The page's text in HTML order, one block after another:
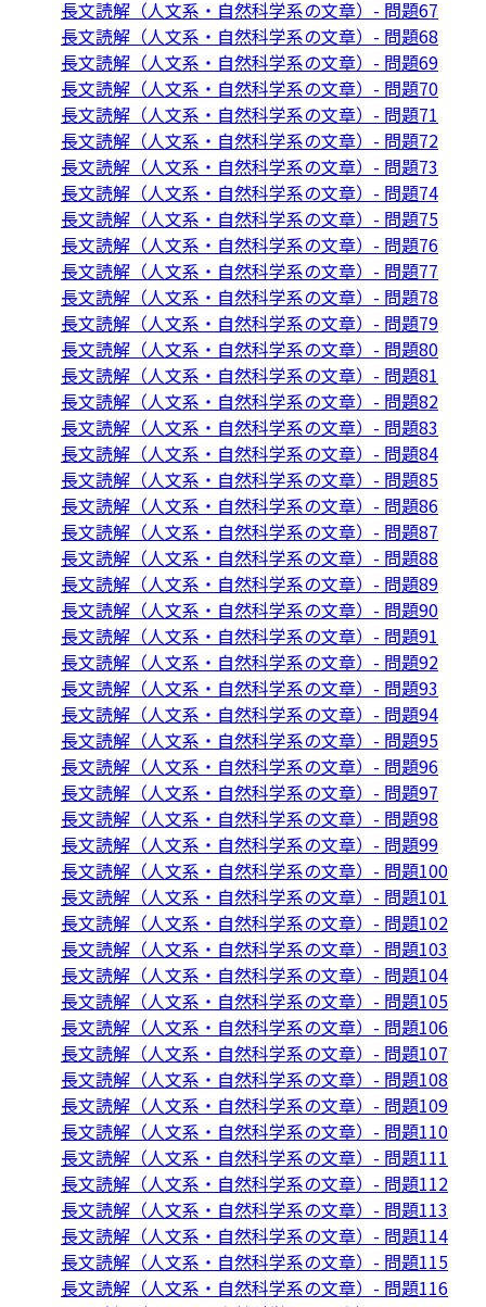
長文読解（人文系・自然科学系の文章）- 問題67
長文読解（人文系・自然科学系の文章）- 問題68
長文読解（人文系・自然科学系の文章）- 問題69
長文読解（人文系・自然科学系の文章）- 問題70
長文読解（人文系・自然科学系の文章）- 問題71
長文読解（人文系・自然科学系の文章）- 問題72
長文読解（人文系・自然科学系の文章）- 問題73
長文読解（人文系・自然科学系の文章）- 問題74
長文読解（人文系・自然科学系の文章）- 問題75
長文読解（人文系・自然科学系の文章）- 問題76
長文読解（人文系・自然科学系の文章）- 問題77
長文読解（人文系・自然科学系の文章）- 問題78
長文読解（人文系・自然科学系の文章）- 問題79
長文読解（人文系・自然科学系の文章）- 問題80
長文読解（人文系・自然科学系の文章）- 問題81
長文読解（人文系・自然科学系の文章）- 問題82
長文読解（人文系・自然科学系の文章）- 問題83
長文読解（人文系・自然科学系の文章）- 問題84
長文読解（人文系・自然科学系の文章）- 問題85
長文読解（人文系・自然科学系の文章）- 問題86
長文読解（人文系・自然科学系の文章）- 問題87
長文読解（人文系・自然科学系の文章）- 問題88
長文読解（人文系・自然科学系の文章）- 問題89
長文読解（人文系・自然科学系の文章）- 問題90
長文読解（人文系・自然科学系の文章）- 問題91
長文読解（人文系・自然科学系の文章）- 問題92
長文読解（人文系・自然科学系の文章）- 問題93
長文読解（人文系・自然科学系の文章）- 問題94
長文読解（人文系・自然科学系の文章）- 問題95
長文読解（人文系・自然科学系の文章）- 問題96
長文読解（人文系・自然科学系の文章）- 問題97
長文読解（人文系・自然科学系の文章）- 問題98
長文読解（人文系・自然科学系の文章）- 問題99
長文読解（人文系・自然科学系の文章）- 問題100
長文読解（人文系・自然科学系の文章）- 問題101
長文読解（人文系・自然科学系の文章）- 問題102
長文読解（人文系・自然科学系の文章）- 問題103
長文読解（人文系・自然科学系の文章）- 問題104
長文読解（人文系・自然科学系の文章）- 問題105
長文読解（人文系・自然科学系の文章）- 問題106
長文読解（人文系・自然科学系の文章）- 問題107
長文読解（人文系・自然科学系の文章）- 問題108
長文読解（人文系・自然科学系の文章）- 問題109
長文読解（人文系・自然科学系の文章）- 問題110
長文読解（人文系・自然科学系の文章）- 問題111
長文読解（人文系・自然科学系の文章）- 問題112
長文読解（人文系・自然科学系の文章）- 問題113
長文読解（人文系・自然科学系の文章）- 問題114
長文読解（人文系・自然科学系の文章）- 問題115
長文読解（人文系・自然科学系の文章）- 問題116